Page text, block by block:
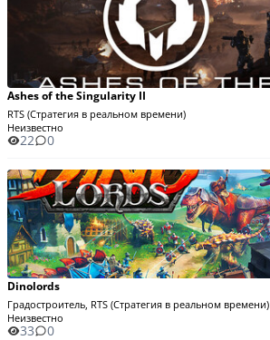
Ashes of the Singularity II
RTS (Стратегия в реальном времени)
Неизвестно
22 0
Dinolords
Градостроитель, RTS (Стратегия в реальном времени)
Неизвестно
33 0